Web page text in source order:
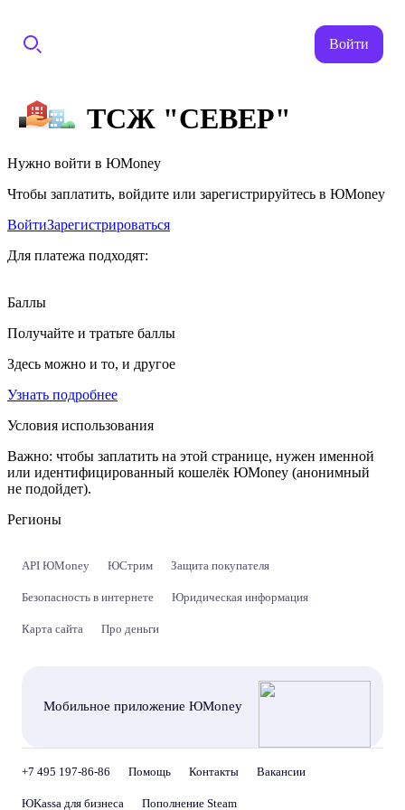
Войти
ТСЖ "СЕВЕР"
Нужно войти в ЮMoney
Чтобы заплатить, войдите или зарегистрируйтесь в ЮMoney
ВойтиЗарегистрироваться
Для платежа подходят:
Баллы
Получайте и тратьте баллы
Здесь можно и то, и другое
Узнать подробнее
Условия использования
Важно: чтобы заплатить на этой странице, нужен именной
или идентифицированный кошелёк ЮMoney (анонимный
не подойдет).
Регионы
API ЮMoney ЮСтрим Защита покупателя
Безопасность в интернете Юридическая информация
Карта сайта Про деньги
Мобильное приложение ЮMoney
+7 495 197-86-86 Помощь Контакты Вакансии
ЮKassa для бизнеса Пополнение Steam